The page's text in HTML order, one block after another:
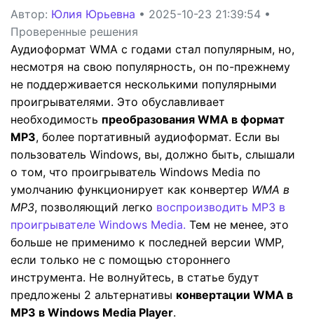
Автор: Юлия Юрьевна • 2025-10-23 21:39:54 •
Проверенные решения
Аудиоформат WMA с годами стал популярным, но,
несмотря на свою популярность, он по-прежнему
не поддерживается несколькими популярными
проигрывателями. Это обуславливает
необходимость преобразования WMA в формат
MP3, более портативный аудиоформат. Если вы
пользователь Windows, вы, должно быть, слышали
о том, что проигрыватель Windows Media по
умолчанию функционирует как конвертер WMA в
MP3, позволяющий легко воспроизводить MP3 в
проигрывателе Windows Media. Тем не менее, это
больше не применимо к последней версии WMP,
если только не с помощью стороннего
инструмента. Не волнуйтесь, в статье будут
предложены 2 альтернативы конвертации WMA в
MP3 в Windows Media Player.